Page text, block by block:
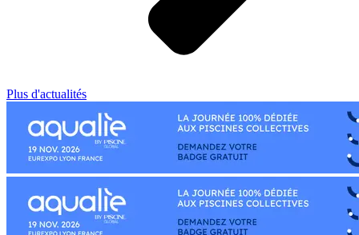
Plus d'actualités